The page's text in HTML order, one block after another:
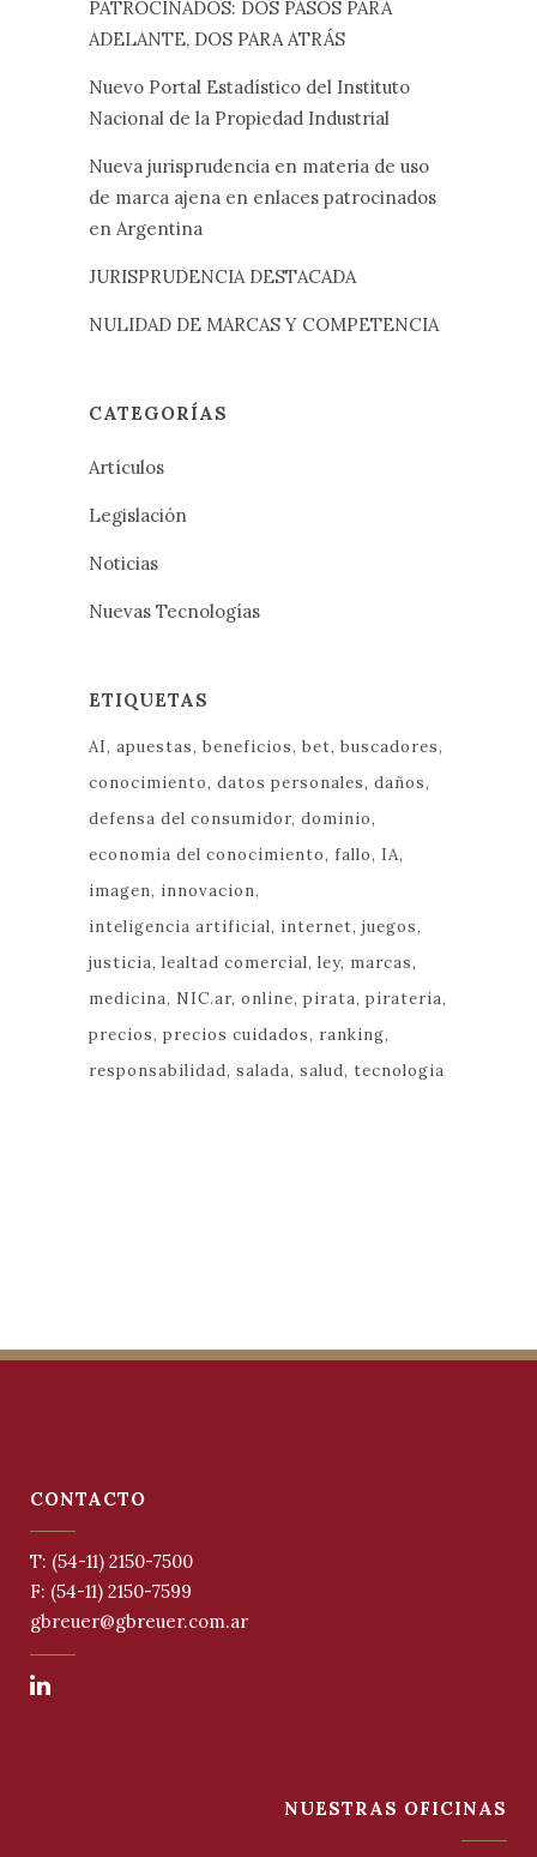
PATROCINADOS: DOS PASOS PARA
ADELANTE, DOS PARA ATRÁS
Nuevo Portal Estadístico del Instituto
Nacional de la Propiedad Industrial
Nueva jurisprudencia en materia de uso
de marca ajena en enlaces patrocinados
en Argentina
JURISPRUDENCIA DESTACADA
NULIDAD DE MARCAS Y COMPETENCIA
CATEGORÍAS
Artículos
Legislación
Noticias
Nuevas Tecnologías
ETIQUETAS
AI apuestas beneficios bet buscadores
conocimiento datos personales daños
defensa del consumidor dominio
economia del conocimiento fallo
IA
imagen innovacion
inteligencia artificial internet juegos
justicia lealtad comercial ley marcas
medicina NIC.ar online pirata pirateria
precios precios cuidados
ranking
responsabilidad salada salud tecnologia
CONTACTO
T: (54-11) 2150-7500
F: (54-11) 2150-7599
gbreuer@gbreuer.com.ar
NUESTRAS OFICINAS